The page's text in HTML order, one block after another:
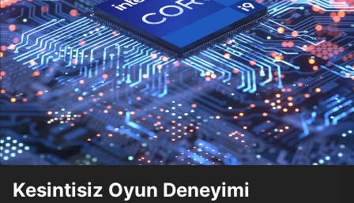
Kesintisiz Oyun Deneyimi